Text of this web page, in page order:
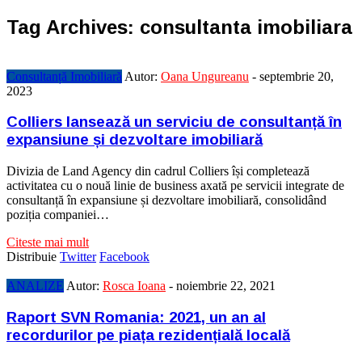
Tag Archives: consultanta imobiliara
Consultanță Imobiliară Autor: Oana Ungureanu - septembrie 20,
2023
Colliers lansează un serviciu de consultanță în
expansiune și dezvoltare imobiliară
Divizia de Land Agency din cadrul Colliers își completează
activitatea cu o nouă linie de business axată pe servicii integrate de
consultanță în expansiune și dezvoltare imobiliară, consolidând
poziția companiei…
Citeste mai mult
Distribuie Twitter Facebook
ANALIZE Autor: Rosca Ioana - noiembrie 22, 2021
Raport SVN Romania: 2021, un an al
recordurilor pe piața rezidențială locală